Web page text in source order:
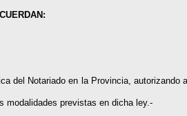
del Notariado en la Provincia, autorizando
modalidades previstas en dicha ley.-